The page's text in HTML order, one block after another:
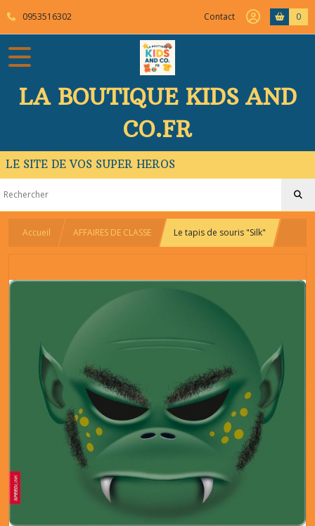
0953516302 Contact 0
LA BOUTIQUE KIDS AND
CO.FR
LE SITE DE VOS SUPER HEROS
Accueil AFFAIRES DE CLASSE Le tapis de souris "Silk"